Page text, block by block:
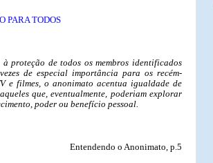
PARA TODOS
proteção de todos os membros identificados
de especial importância para os recém-
e filmes, o anonimato acentua igualdade de
que, eventualmente, poderiam explorar
poder ou benefício pessoal.
Entendendo o Anonimato, p.5